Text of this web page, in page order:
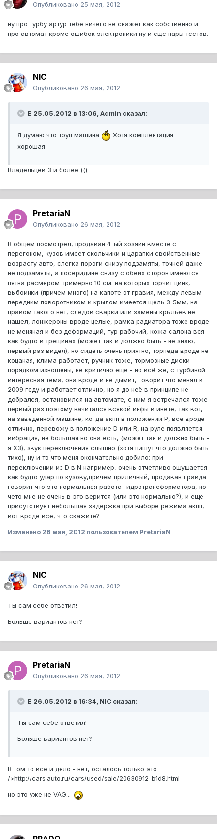
Опубликовано 25 мая, 2012
ну про турбу артур тебе ничего не скажет как собственно и
про автомат кроме ошибок электроники ну и еще пары тестов.
NIC
Опубликовано 26 мая, 2012
В 25.05.2012 в 13:06, Admin сказал:
Я думаю что труп машина
Хотя комплектация
хорошая
Владельцев 3 и более (((
PretariaN
Опубликовано 26 мая, 2012
В общем посмотрел, продаван 4-ый хозяин вместе с
перегоном, кузов имеет скольчики и царапки свойственные
возрасту авто, слегка пороги снизу подзамяты, точней даже
не подзамяты, а посеридине снизу с обеих сторон имеются
пятна расмером примерно 10 см. на которых торчит цинк,
выбоинки (причем много) на капоте от гравия, между левым
передним поворотником и крылом имеется щель 3-5мм, на
правом такого нет, следов сварки или замены крыльев не
нашел, лонжероны вроде целые, рамка радиатора тоже вроде
не меняная и без деформаций, гур рабочий, кожа салона вся
как будто в трещинах (может так и должно быть - не знаю,
первый раз видел), но сидеть очень приятно, торпеда вроде не
коцаная, клима работает, ручник тоже, тормозные диски
порядком изношены, не критично еще - но всё же, с турбиной
интересная тема, она вроде и не дымит, говорит что менял в
2009 году и работает отлично, но я до неё в принципе не
добрался, остановился на автомате, с ним я встречался тоже
первый раз поэтому начитался всякой инфы в инете, так вот,
на заведенной машине, когда акпп в положении Р, все вроде
отлично, перевожу в положение D или R, на руле появляется
вибрация, не большая но она есть, (может так и должно быть -
я ХЗ), звук переключения слышно (хотя пишут что должно быть
тихо), ну и то что меня окончательно добило: при
переключении из D в N например, очень отчетливо ощущается
как будто удар по кузову,причем приличный, продаван правда
говорит что это нормальная работа гидротрансформатора, но
чето мне не очень в это верится (или это нормально?), и еще
присутствует небольшая задержка при выборе режима акпп,
вот вроде все, что скажите?
Изменено 26 мая, 2012 пользователем PretariaN
NIC
Опубликовано 26 мая, 2012
Ты сам себе ответил!
Больше вариантов нет?
PretariaN
Опубликовано 26 мая, 2012
В 26.05.2012 в 16:34, NIC сказал:
Ты сам себе ответил!
Больше вариантов нет?
В том то все и дело - нет, осталось только это
/>http://cars.auto.ru/cars/used/sale/20630912-b1d8.html
но это уже не VAG...